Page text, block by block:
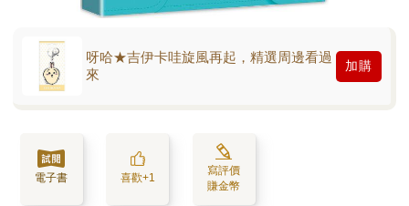
呀哈★吉伊卡哇旋風再起，精選周邊看過
來
加購
電子書 喜歡+1
寫評價
賺金幣